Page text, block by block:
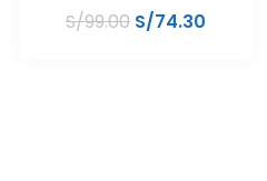
S/99.00 S/74.30